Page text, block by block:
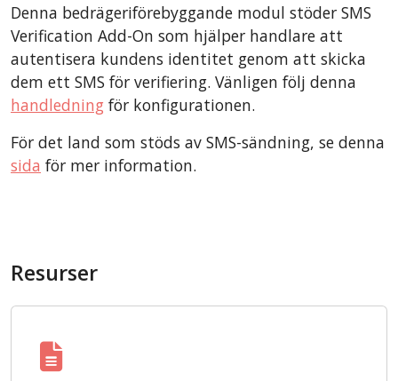
Denna bedrägeriförebyggande modul stöder SMS
Verification Add-On som hjälper handlare att
autentisera kundens identitet genom att skicka
dem ett SMS för verifiering. Vänligen följ denna
handledning för konfigurationen.
För det land som stöds av SMS-sändning, se denna
sida för mer information.
Resurser